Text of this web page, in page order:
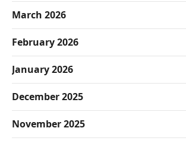
March 2026
February 2026
January 2026
December 2025
November 2025